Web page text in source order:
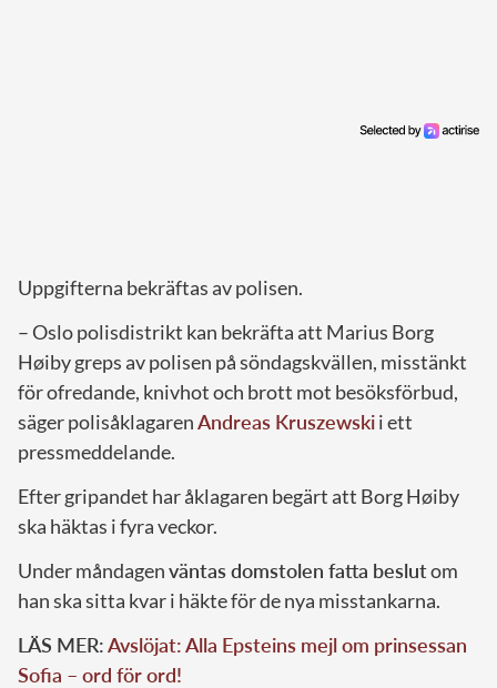
Uppgifterna bekräftas av polisen.
– Oslo polisdistrikt kan bekräfta att Marius Borg
Høiby greps av polisen på söndagskvällen, misstänkt
för ofredande, knivhot och brott mot besöksförbud,
säger polisåklagarenAndreas Kruszewskii ett
pressmeddelande.
Efter gripandet har åklagaren begärt att Borg Høiby
ska häktas i fyra veckor.
Under måndagenväntas domstolen fatta beslutom
han ska sitta kvar i häkte för de nya misstankarna.
LÄS MER:Avslöjat: Alla Epsteins mejl om prinsessan
Sofia – ord för ord!